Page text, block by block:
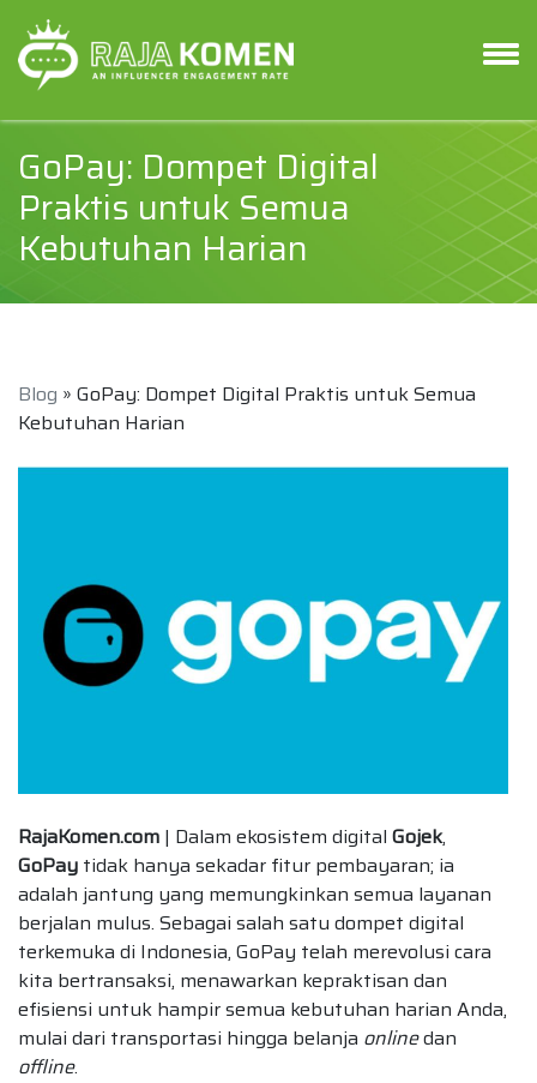
GoPay: Dompet Digital
Praktis untuk Semua
Kebutuhan Harian
Blog » GoPay: Dompet Digital Praktis untuk Semua
Kebutuhan Harian
RajaKomen.com | Dalam ekosistem digital Gojek,
GoPay tidak hanya sekadar fitur pembayaran; ia
adalah jantung yang memungkinkan semua layanan
berjalan mulus. Sebagai salah satu dompet digital
terkemuka di Indonesia, GoPay telah merevolusi cara
kita bertransaksi, menawarkan kepraktisan dan
efisiensi untuk hampir semua kebutuhan harian Anda,
mulai dari transportasi hingga belanja onlinedan
offline.